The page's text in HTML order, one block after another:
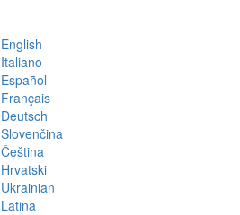
English
Italiano
Español
Français
Deutsch
Slovenčina
Čeština
Hrvatski
Ukrainian
Latina